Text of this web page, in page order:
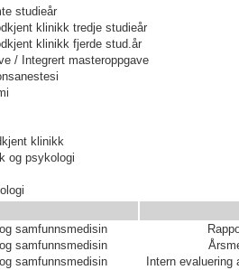
studieår
klinikk tredje studieår
klinikk fjerde stud.år
/ Integrert masteroppgave
klinikk
og psykologi
samfunnsmedisin
samfunnsmedisin
samfunnsmedisin
Intern